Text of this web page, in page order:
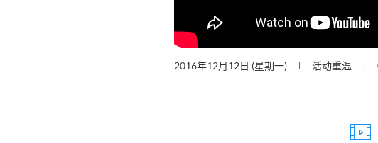
2016年12月12日 (星期一) 活动重温